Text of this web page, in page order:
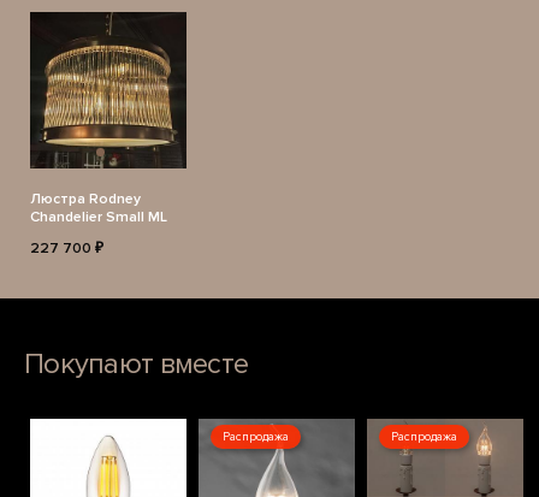
Люстра Rodney
Chandelier Small ML
227 700 ₽
Покупают вместе
Распродажа Распродажа